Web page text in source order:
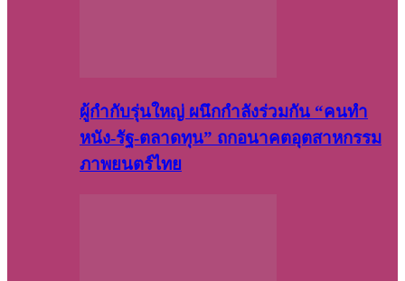
ผู้กำกับรุ่นใหญ่ ผนึกกำลังร่วมกัน “คนทำ
หนัง-รัฐ-ตลาดทุน” ถกอนาคตอุตสาหกรรม
ภาพยนตร์ไทย